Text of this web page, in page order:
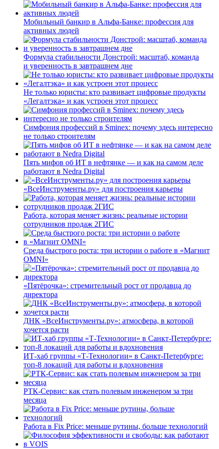
Мобильный банкир в Альфа-Банке: профессия для
активных людей
Формула стабильности Донстрой: масштаб, команда
и уверенность в завтрашнем дне
Не только юристы: кто развивает цифровые продукты
«Легалтэка» и как устроен этот процесс
Симфония профессий в Sminex: почему здесь интересно
не только строителям
Пять мифов об ИТ в нефтянке — и как на самом деле
работают в Nedra Digital
«ВсеИнструменты.ру» для построения карьеры
Работа, которая меняет жизнь: реальные истории
сотрудников продаж 2ГИС
Среда быстрого роста: три истории о работе в «Магнит
OMNI»
«Пятёрочка»: стремительный рост от продавца до
директора
ДНК «ВсеИнструменты.ру»: атмосфера, в которой
хочется расти
ИТ-хаб группы «Т-Технологии» в Санкт-Петербурге:
топ-8 локаций для работы и вдохновения
РТК-Сервис: как стать полевым инженером за три
месяца
Работа в Fix Price: меньше рутины, больше технологий